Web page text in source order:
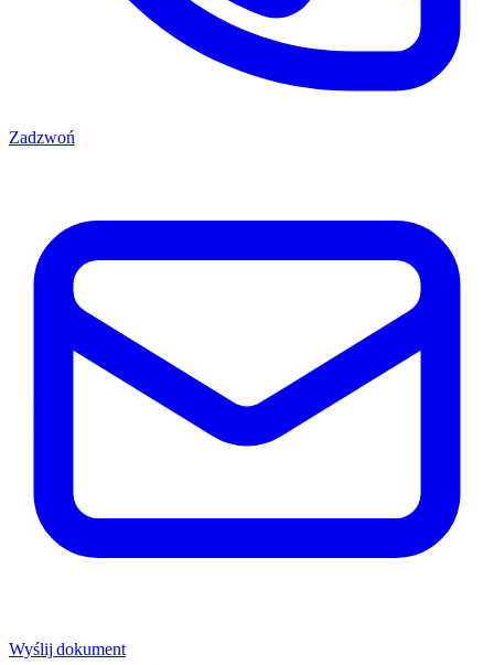
Zadzwoń
Wyślij dokument